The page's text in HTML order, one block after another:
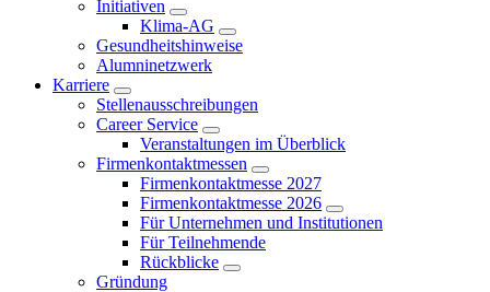
Initiativen
Klima-AG
Gesundheitshinweise
Alumninetzwerk
Karriere
Stellenausschreibungen
Career Service
Veranstaltungen im Überblick
Firmenkontaktmessen
Firmenkontaktmesse 2027
Firmenkontaktmesse 2026
Für Unternehmen und Institutionen
Für Teilnehmende
Rückblicke
Gründung